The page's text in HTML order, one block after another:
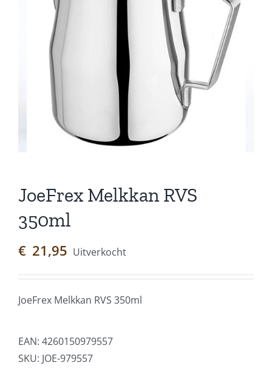
JoeFrex Melkkan RVS
350ml
€ 21,95 Uitverkocht
JoeFrex Melkkan RVS 350ml
EAN: 4260150979557
SKU: JOE-979557